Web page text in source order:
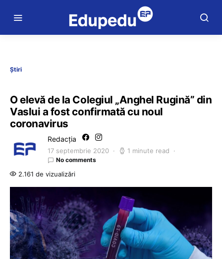
Știri
O elevă de la Colegiul „Anghel Rugină” din
Vaslui a fost confirmată cu noul
coronavirus
Redacția
17 septembrie 2020 1 minute read
No comments
2.161 de vizualizări